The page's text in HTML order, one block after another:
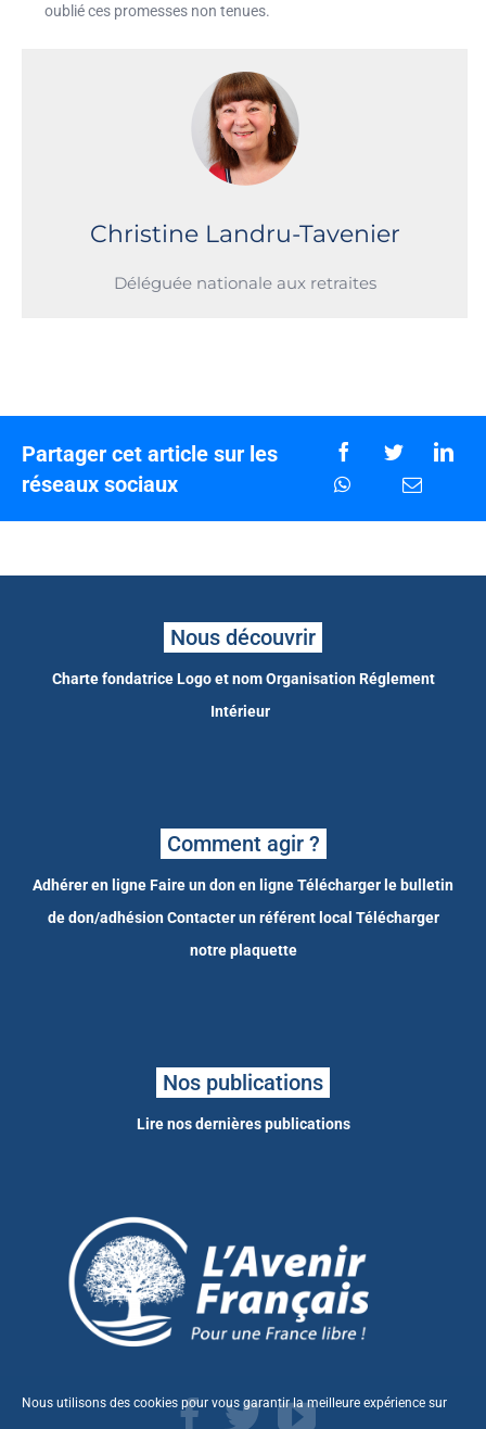
oublié ces promesses non tenues.
Christine Landru-Tavenier
Déléguée nationale aux retraites
Partager cet article sur les
réseaux sociaux
Nous découvrir
Charte fondatrice Logo et nom Organisation Réglement
Intérieur
Comment agir ?
Adhérer en ligneFaire un don en ligneTélécharger le bulletin
de don/adhésion Contacter un référent local Télécharger
notre plaquette
Nos publications
Lire nos dernières publications
Nous utilisons des cookies pour vous garantir la meilleure expérience sur